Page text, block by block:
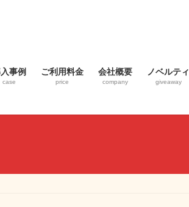
事例
case
ご利用料金
price
会社概要
company
ノベルティ
giveaway